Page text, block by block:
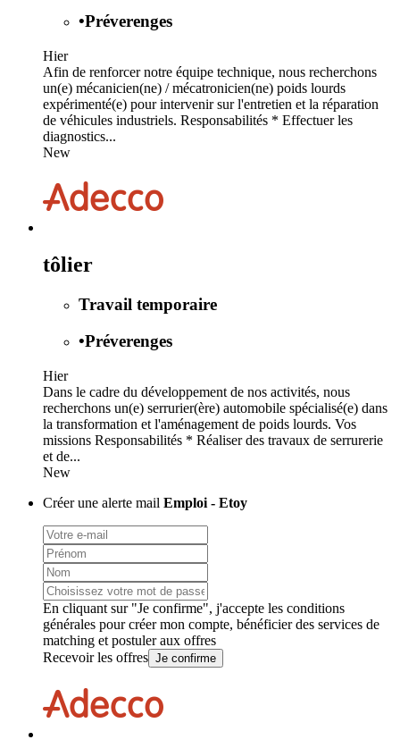
•Préverenges
Hier
Afin de renforcer notre équipe technique, nous recherchons
un(e) mécanicien(ne) / mécatronicien(ne) poids lourds
expérimenté(e) pour intervenir sur l'entretien et la réparation
de véhicules industriels. Responsabilités * Effectuer les
diagnostics...
New
tôlier
Travail temporaire
•Préverenges
Hier
Dans le cadre du développement de nos activités, nous
recherchons un(e) serrurier(ère) automobile spécialisé(e) dans
la transformation et l'aménagement de poids lourds. Vos
missions Responsabilités * Réaliser des travaux de serrurerie
et de...
New
Créer une alerte mail Emploi - Etoy
En cliquant sur "Je confirme", j'accepte les conditions
générales pour créer mon compte, bénéficier des services de
matching et postuler aux offres
Recevoir les offres Je confirme